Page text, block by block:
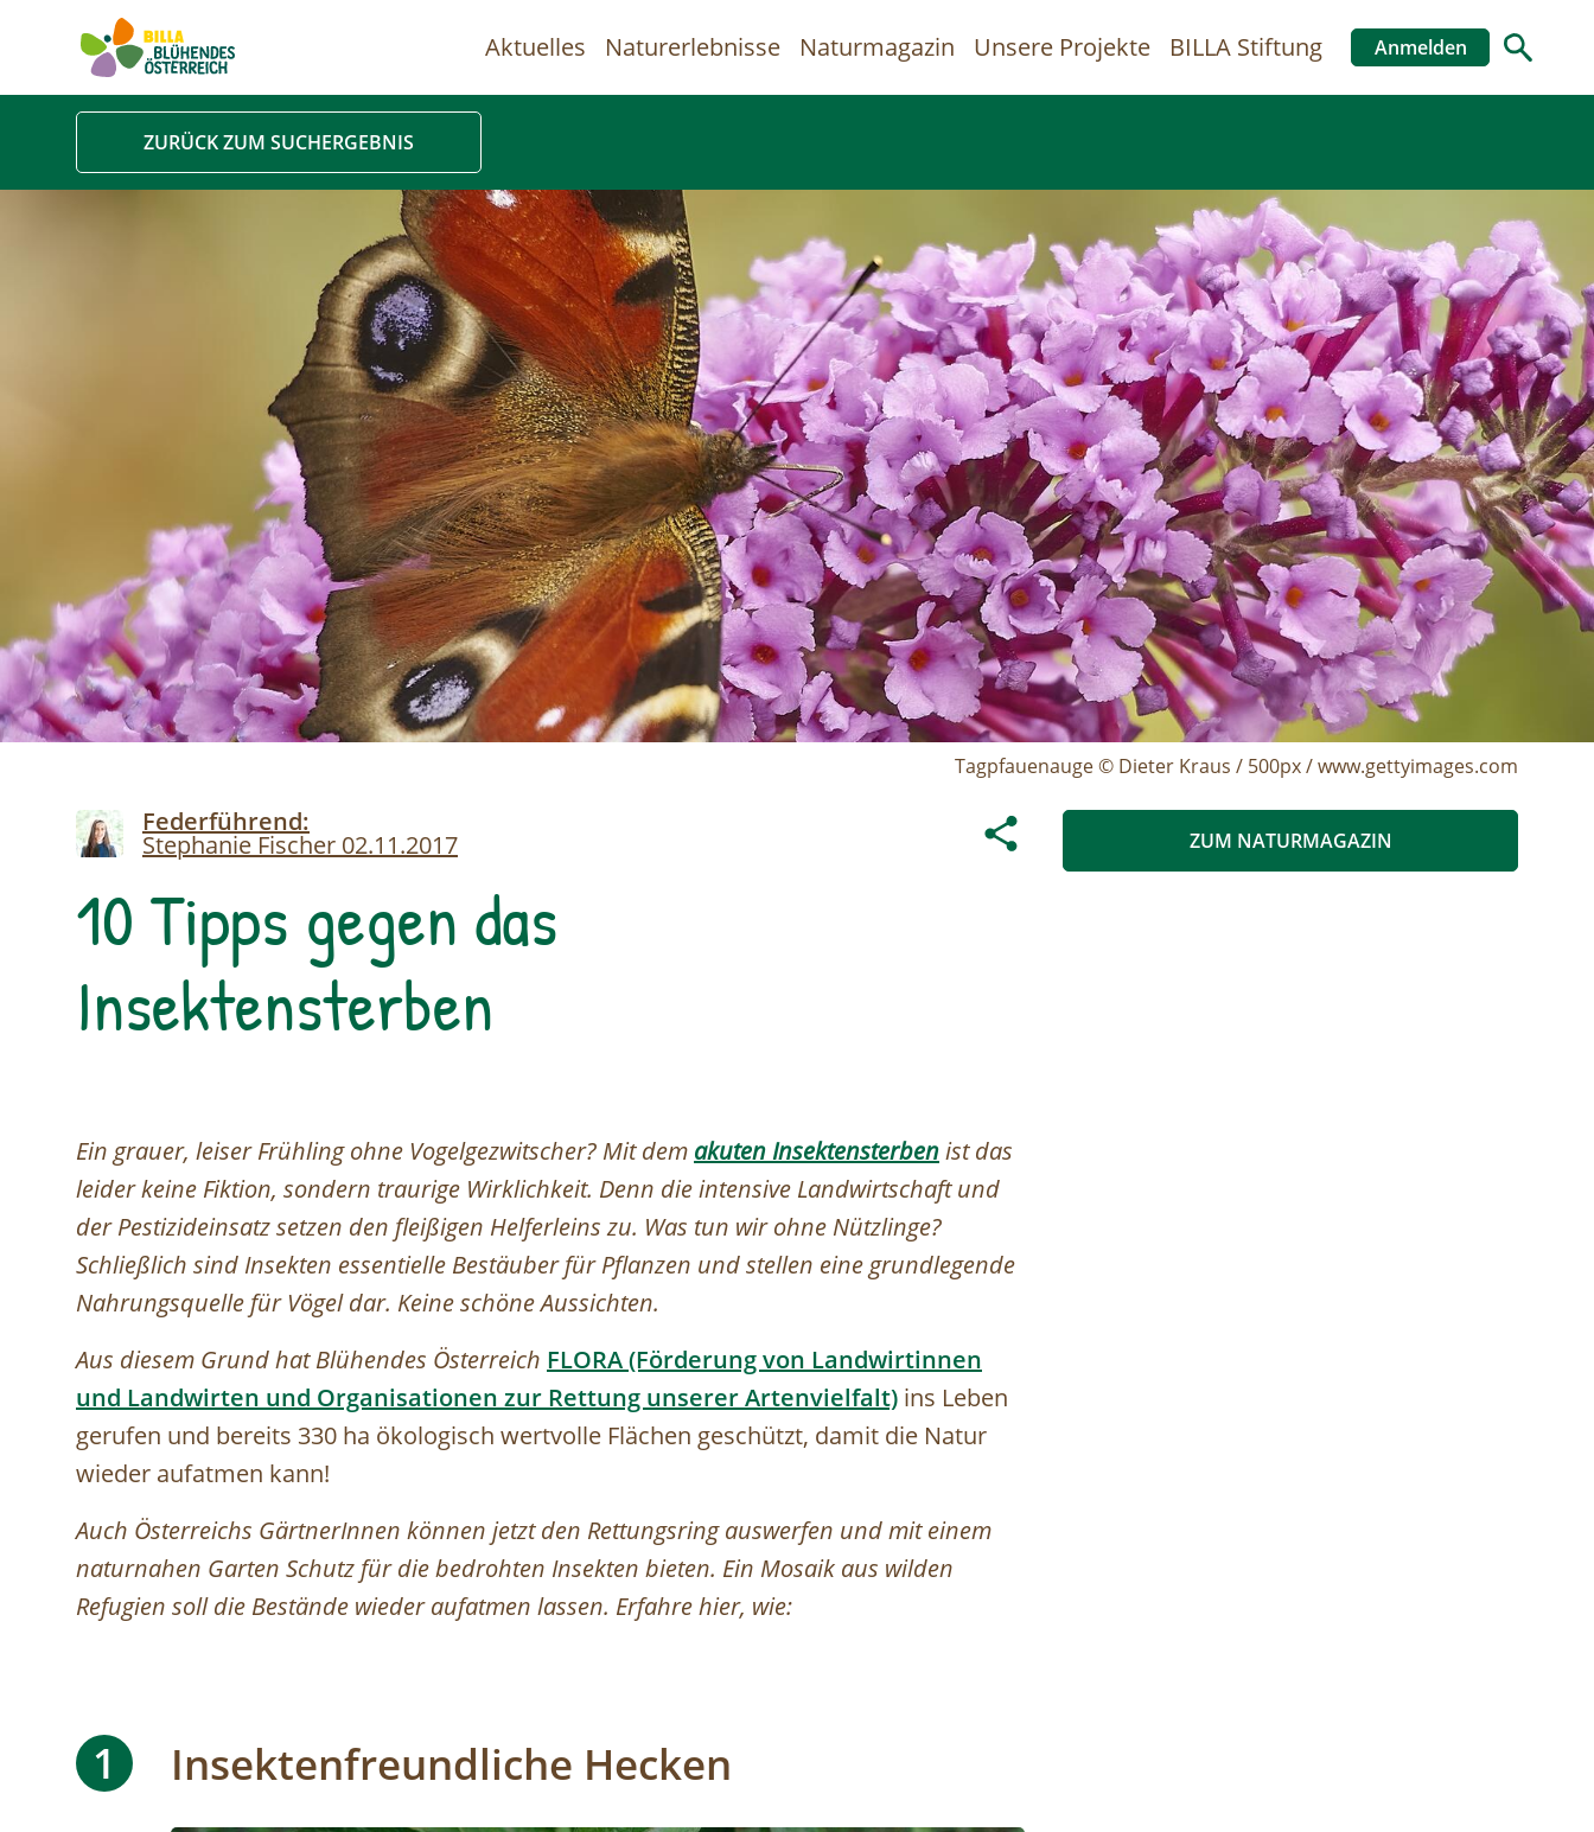
Inhalt
Hauptnavigation
Aktuelles Naturerlebnisse Naturmagazin Unsere Projekte BILLA Stiftung Anmelden
ZURÜCK ZUM SUCHERGEBNIS
Tagpfauenauge © Dieter Kraus / 500px / www.gettyimages.com
ImageFederführend:
Stephanie Fischer 02.11.2017
10 Tipps gegen das
Insektensterben
ZUM NATURMAGAZIN
Ein grauer, leiser Frühling ohne Vogelgezwitscher? Mit dem akuten Insektensterbenist das
leider keine Fiktion, sondern traurige Wirklichkeit. Denn die intensive Landwirtschaft und
der Pestizideinsatz setzen den fleißigen Helferleins zu. Was tun wir ohne Nützlinge?
Schließlich sind Insekten essentielle Bestäuber für Pflanzen und stellen eine grundlegende
Nahrungsquelle für Vögel dar. Keine schöne Aussichten.
Aus diesem Grund hat Blühendes Österreich FLORA (Förderung von Landwirtinnen
und Landwirten und Organisationen zur Rettung unserer Artenvielfalt) ins Leben
gerufen und bereits 330 ha ökologisch wertvolle Flächen geschützt, damit die Natur
wieder aufatmen kann!
Auch Österreichs GärtnerInnen können jetzt den Rettungsring auswerfen und mit einem
naturnahen Garten Schutz für die bedrohten Insekten bieten. Ein Mosaik aus wilden
Refugien soll die Bestände wieder aufatmen lassen. Erfahre hier, wie:
1 Insektenfreundliche Hecken